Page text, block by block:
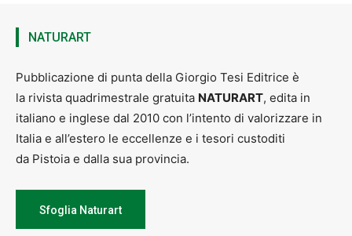
NATURART
Pubblicazione di punta della Giorgio Tesi Editrice è
la rivista quadrimestrale gratuita NATURART, edita in
italiano e inglese dal 2010 con l’intento di valorizzare in
Italia e all’estero le eccellenze e i tesori custoditi
da Pistoia e dalla sua provincia.
Sfoglia Naturart